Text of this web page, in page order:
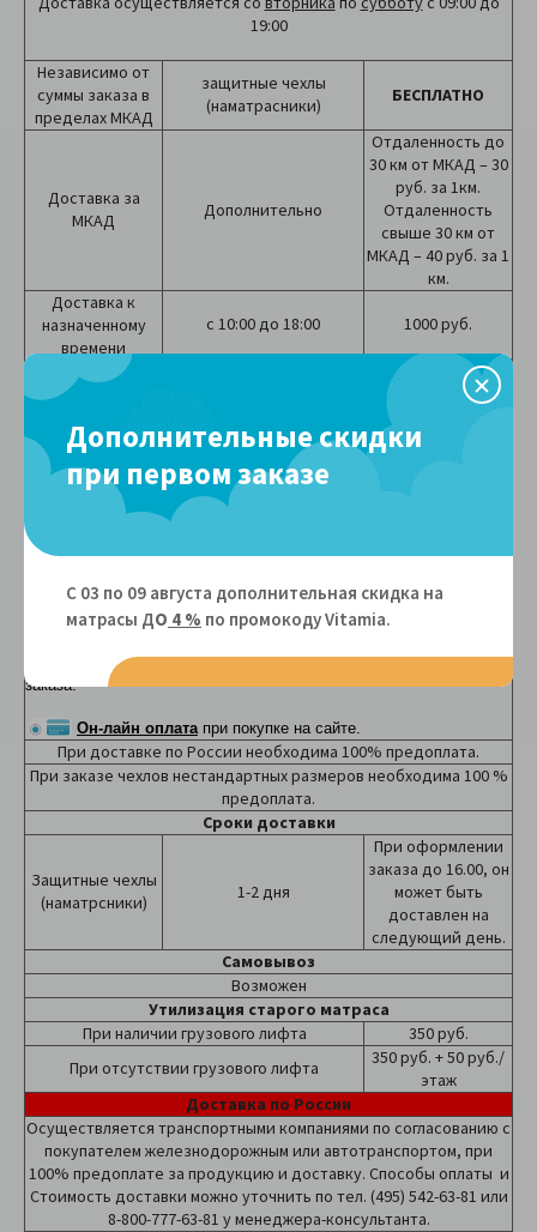
19:00
Независимо от
суммы заказа в
пределах МКАД
защитные чехлы
(наматрасники)
БЕСПЛАТНО
Доставка за
МКАД
Дополнительно
Отдаленность до
30 км от МКАД – 30
руб. за 1км.
Отдаленность
свыше 30 км от
МКАД – 40 руб. за 1
км.
Доставка к
назначенному
времени
(опоздание
максимум на 1
с 10:00 до 18:00 1000 руб.
1500 руб.
Подъем
Чехол при наличии лифта
БЕСПЛАТНО
Чехол при отсутствии
лифта
50 руб./этаж
Способы оплаты
передает Вам чек и накладную с гарантийными
сократит время передачи товара.
электронном виде после уточнения с менеджером деталей
заказа.
Он-лайн оплатапри покупке на сайте.
При доставке по России необходима 100% предоплата.
При заказе чехлов нестандартных размеров необходима 100 %
предоплата.
Сроки доставки
Защитные чехлы
(наматрсники)
1-2 дня
При оформлении
заказа до 16.00, он
может быть
доставлен на
следующий день.
Самовывоз
Возможен
Утилизация старого матраса
При наличии грузового лифта
350 руб.
При отсутствии грузового лифта
350 руб. + 50 руб./
этаж
Доставка по России
Осуществляется транспортными компаниями по согласованию с
покупателем железнодорожным или автотранспортом, при
100% предоплате за продукцию и доставку. Способы оплаты и
Стоимость доставки можно уточнить по тел. (495) 542-63-81 или
8-800-777-63-81 у менеджера-консультанта.
Дополнительные скидки
при первом заказе
С 03 по 09 августа дополнительная скидка на
матрасы ДО 4 % по промокоду Vitamiа.